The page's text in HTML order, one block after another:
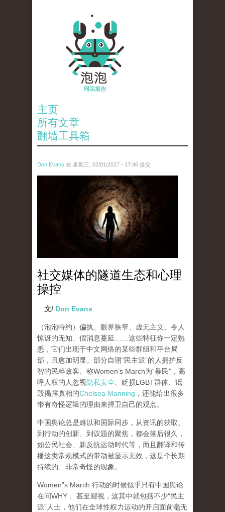
主页
所有文章
翻墙工具箱
Don Evans 在 星期三, 02/01/2017 - 17:46 提交
社交媒体的隧道生态和心理
操控
文/ Don Evans
（泡泡特约） 偏执、眼界狭窄、虚无主义、令人
惊讶的无知、假消息蔓延……这些特征你一定熟
悉，它们出现于中文网络的某些群组和平台局
部，且愈加明显。部分自诩“民主派”的人拥护反
智的民粹政客、称Women’s March为“暴民”，高
呼人权的人忽视隐私安全 、贬损LGBT群体、诋
毁揭露真相的Chelsea Manning ，还能给出很多
带有奇怪逻辑的理由来捍卫自己的观点。
中国舆论总是难以和国际同步，从资讯的获取、
到行动的创新、到议题的聚焦，都会落后很久，
如公民社会、新反抗运动时代等，而且翻译和传
播这类常规模式的带动被显示无效，这是个长期
持续的、非常奇怪的现象。
Women”s March 行动的时候似乎只有中国舆论
在问WHY 、甚至鄙视，这其中就包括不少“民主
派”人士，他们在全球性权力运动的开启面前毫无